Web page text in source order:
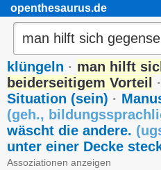
openthesaurus.de
klüngeln · man hilft
beiderseitigem Vorteil
·
Situation (sein) ·
(geh.,
wäscht die andere. (
unter einer Decke
Assoziationen anzeigen